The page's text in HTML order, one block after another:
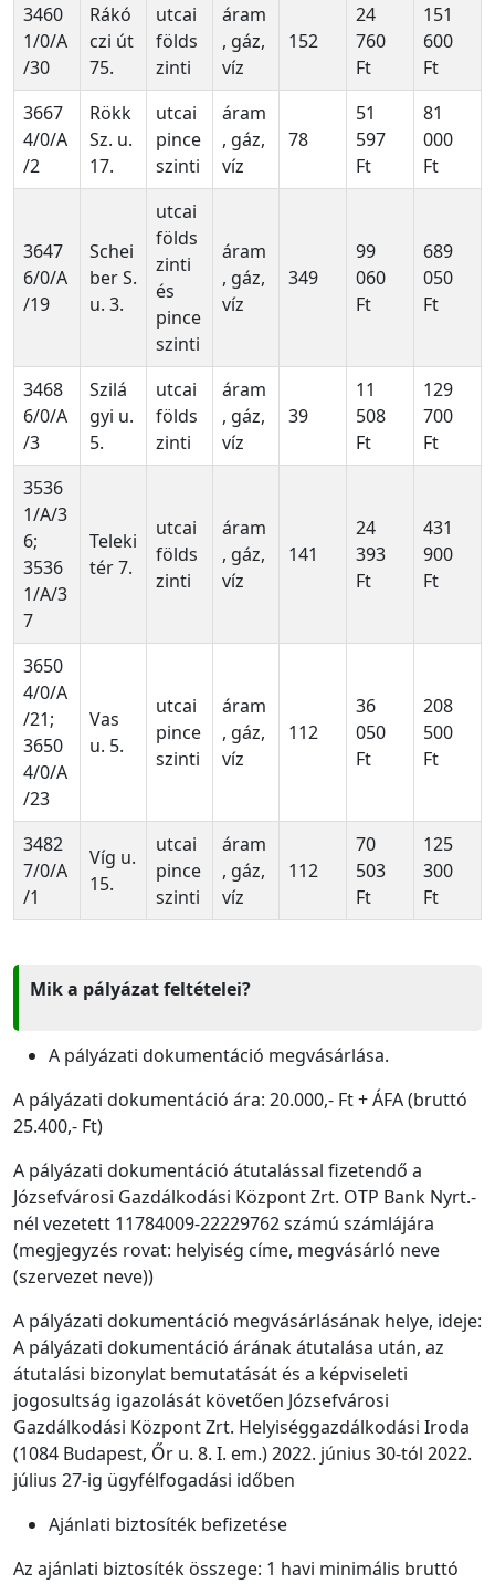
3460
1/0/A
/30
Rákó
czi út
75.
utcai
földs
zinti
áram
, gáz,
víz
152
24
760
Ft
151
600
Ft
3667
4/0/A
/2
Rökk
Sz. u.
17.
utcai
pince
szinti
áram
, gáz,
víz
78
51
597
Ft
81
000
Ft
3647
6/0/A
/19
Schei
ber S.
u. 3.
utcai
földs
zinti
és
pince
szinti
áram
, gáz,
víz
349
99
060
Ft
689
050
Ft
3468
6/0/A
/3
Szilá
gyi u.
5.
utcai
földs
zinti
áram
, gáz,
víz
39
11
508
Ft
129
700
Ft
3536
1/A/3
6;
3536
1/A/3
7
Teleki
tér 7.
utcai
földs
zinti
áram
, gáz,
víz
141
24
393
Ft
431
900
Ft
3650
4/0/A
/21;
3650
4/0/A
/23
Vas
u. 5.
utcai
pince
szinti
áram
, gáz,
víz
112
36
050
Ft
208
500
Ft
3482
7/0/A
/1
Víg u.
15.
utcai
pince
szinti
áram
, gáz,
víz
112
70
503
Ft
125
300
Ft
Mik a pályázat feltételei?
A pályázati dokumentáció megvásárlása.
A pályázati dokumentáció ára: 20.000,- Ft + ÁFA (bruttó
25.400,- Ft)
A pályázati dokumentáció átutalással fizetendő a
Józsefvárosi Gazdálkodási Központ Zrt. OTP Bank Nyrt.-
nél vezetett 11784009-22229762 számú számlájára
(megjegyzés rovat: helyiség címe, megvásárló neve
(szervezet neve))
A pályázati dokumentáció megvásárlásának helye, ideje:
A pályázati dokumentáció árának átutalása után, az
átutalási bizonylat bemutatását és a képviseleti
jogosultság igazolását követően Józsefvárosi
Gazdálkodási Központ Zrt. Helyiséggazdálkodási Iroda
(1084 Budapest, Őr u. 8. I. em.) 2022. június 30-tól 2022.
július 27-ig ügyfélfogadási időben
Ajánlati biztosíték befizetése
Az ajánlati biztosíték összege: 1 havi minimális bruttó